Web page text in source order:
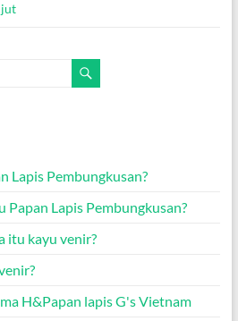
Lapis Pembungkusan?
Papan Lapis Pembungkusan?
itu kayu venir?
H&Papan lapis G's Vietnam